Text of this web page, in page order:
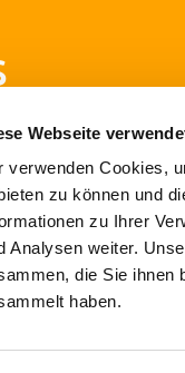
Webseite
verwenden Cookies,
zu können und
zu Ihrer
Analysen weiter.
die Sie ihnen
haben.